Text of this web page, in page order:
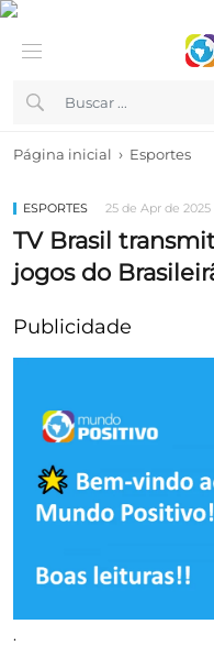
Página inicial › Esportes
ESPORTES 25 de Apr de 2025
TV Brasil
jogos do
Publicidade
.